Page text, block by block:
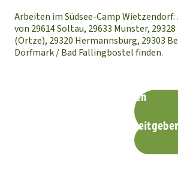
Arbeiten im Südsee-Camp Wietzendorf:
von 29614 Soltau, 29633 Munster,
(Örtze), 29320 Hermannsburg, 29303
Dorfmark / Bad Fallingbostel finden.
ansehen
Infos zum